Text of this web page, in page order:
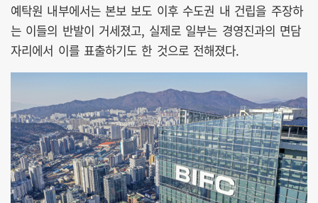
예탁원 내부에서는 본보 보도 이후 수도권 내 건립을 주장하
는 이들의 반발이 거세졌고, 실제로 일부는 경영진과의 면담
자리에서 이를 표출하기도 한 것으로 전해졌다.